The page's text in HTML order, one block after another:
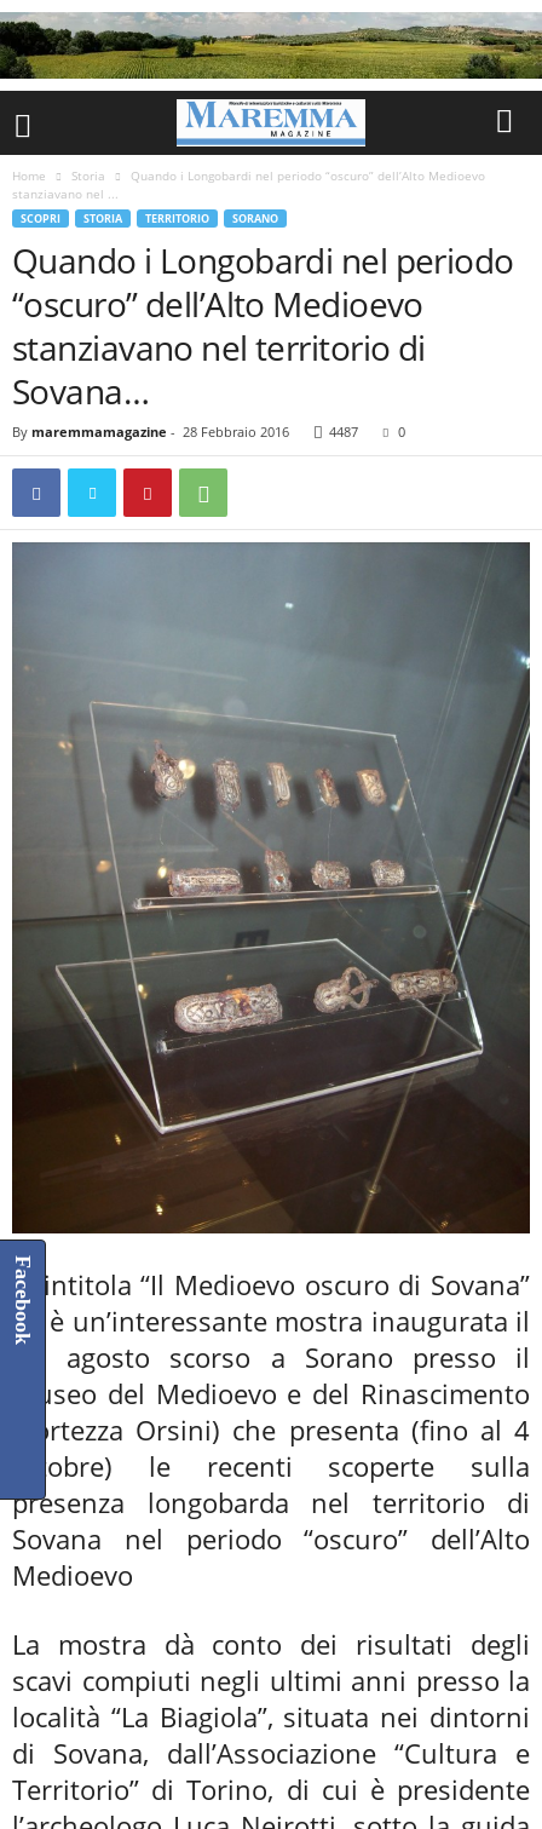
Home Storia
Quando i Longobardi nel periodo “oscuro” dell’Alto Medioevo
stanziavano nel ...
SCOPRI STORIA TERRITORIO SORANO
Quando i Longobardi nel periodo
“oscuro” dell’Alto Medioevo
stanziavano nel territorio di
Sovana…
By maremmamagazine - 28 Febbraio 2016 4487 0
Si intitola “Il Medioevo oscuro di Sovana”
ed è un’interessante mostra inaugurata il
2 agosto scorso a Sorano presso il
Museo del Medioevo e del Rinascimento
(Fortezza Orsini) che presenta (fino al 4
ottobre) le recenti scoperte sulla
presenza longobarda nel territorio di
Sovana nel periodo “oscuro” dell’Alto
Medioevo
La mostra dà conto dei risultati degli
scavi compiuti negli ultimi anni presso la
località “La Biagiola”, situata nei dintorni
di Sovana, dall’Associazione “Cultura e
Territorio” di Torino, di cui è presidente
Facebook